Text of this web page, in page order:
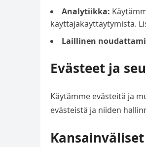
Analytiikka:
käyttäjäkäyttäytymistä.
Laillinen
Evästeet ja
Käytämme evästeitä ja
evästeistä ja niiden